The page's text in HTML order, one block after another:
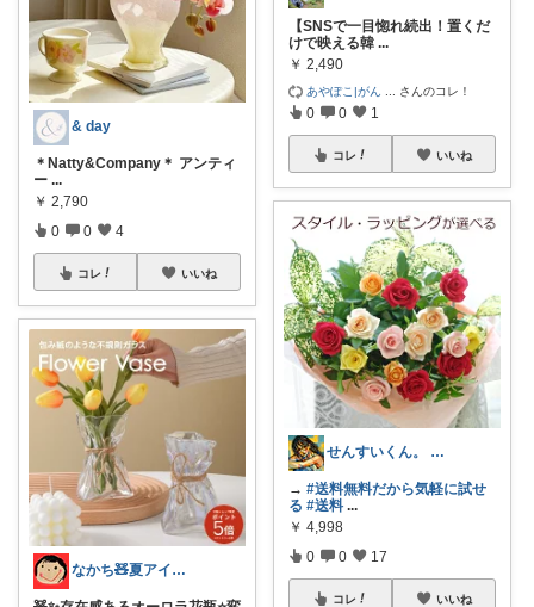
& day
＊Natty&Company＊ アンティ
ー ...
￥ 2,790
0 0 4
コレ いいね
なかち🧸夏アイテム＆便利グッズ✨
【SNSで一目惚れ続出！置くだ
けで映える韓 ...
￥ 2,490
あやぽこ|がん さんのコレ！
0 0 1
コレ いいね
せんすいくん。 ＼情報の海へダイブ／
→ #送料無料だから気軽に試せ
る #送料 ...
￥ 4,998
0 0 17
コレ いいね